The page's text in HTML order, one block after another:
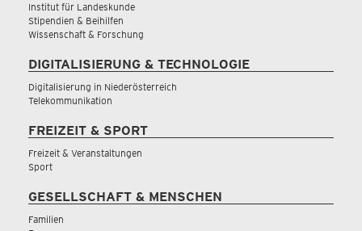
Institut für Landeskunde
Stipendien & Beihilfen
Wissenschaft & Forschung
DIGITALISIERUNG & TECHNOLOGIE
Digitalisierung in Niederösterreich
Telekommunikation
FREIZEIT & SPORT
Freizeit & Veranstaltungen
Sport
GESELLSCHAFT & MENSCHEN
Familien